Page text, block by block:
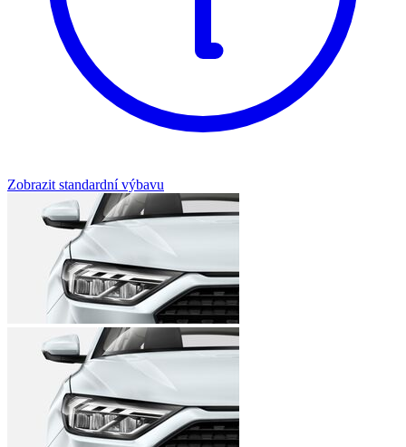
Zobrazit standardní výbavu